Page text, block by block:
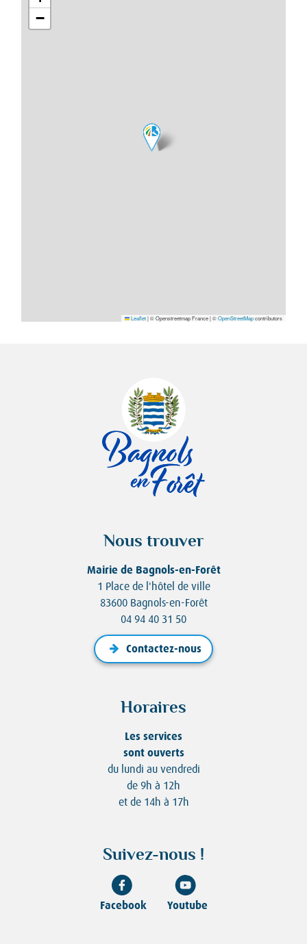
−
Leaflet|© Openstreetmap France | ©OpenStreetMapcontributors
Nous trouver
Mairie de Bagnols-en-Forêt
1 Place de l'hôtel de ville
83600 Bagnols-en-Forêt
04 94 40 31 50
Contactez-nous
Horaires
Les services
sont ouverts
du lundi au vendredi
de 9h à 12h
et de 14h à 17h
Suivez-nous !
Facebook Youtube